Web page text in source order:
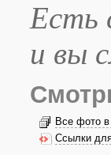
Есть
и вы
Все фото в
Ссылки